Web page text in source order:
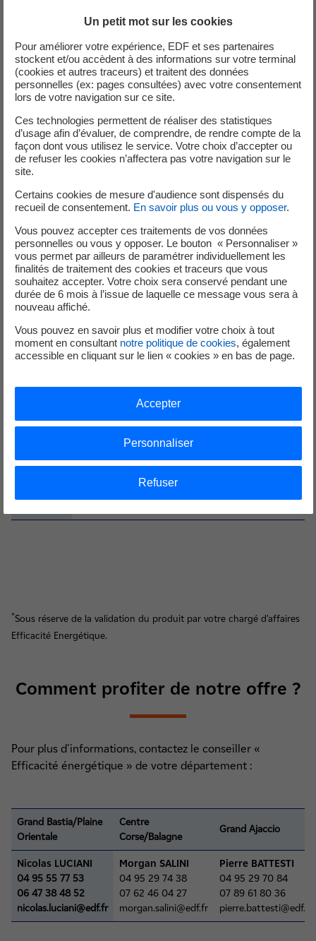
Aides
de
l’éclairage
extérieur
privé
(voiries,
parkings,
parcs)
300€/
Luminaire limité
à 50% de
l‘investissement
Efficacité lumineuse > 90lm/W
Si T°couleur ≤ 2700K, efficacité
lumineuse > 70lm/W ULR ≤ 1%
de la puissance installée ≥ 35%
Température de couleur
comprise entre 2400K et
3000K Limitation du courant
≥ 80 000h - Critère L80B10
Durée de vie pour 5% de
défaillances≥ 50 000h
(conseillé) Garantie des
équipements ≥ 5 ans Protection
au surtensions: parafoudre de
8KV minimum IP 65 ou
supérieur●Tenue à la corrosion
mer)●Risques photo-biologique:
GR0●Variation de puissance:
Luminaire équipé au minimum
(conseillé)●Marquage CE
obligatoire
général à
LED
20€/ luminaire
de flux lumineux3000lm • Eff.
.lum.>120lm/W • Facteur de
*Sous réserve de la validation du produit par votre chargé d’affaires
Efficacité Energétique.
Comment profiter de notre offre ?
Pour plus d'informations, contactez le conseiller «
Efficacité énergétique » de votre département :
Grand Bastia/Plaine
Orientale
Centre
Corse/Balagne
Grand Ajaccio
Nicolas LUCIANI
04 95 55 77 53
06 47 38 48 52
nicolas.luciani@edf.fr
Morgan SALINI
04 95 29 74 38
07 62 46 04 27
morgan.salini@edf.fr
Pierre BATTESTI
04 95 29 70 84
07 89 61 80 36
pierre.battesti@edf.fr
Un petit mot sur les cookies
Pour améliorer votre expérience, EDF et ses partenaires
stockent et/ou accèdent à des informations sur votre terminal
(cookies et autres traceurs) et traitent des données
personnelles (ex: pages consultées) avec votre consentement
lors de votre navigation sur ce site.
Ces technologies permettent de réaliser des statistiques
d’usage afin d’évaluer, de comprendre, de rendre compte de la
façon dont vous utilisez le service. Votre choix d’accepter ou
de refuser les cookies n’affectera pas votre navigation sur le
site.
Certains cookies de mesure d'audience sont dispensés du
recueil de consentement. En savoir plus ou vous y opposer.
Vous pouvez accepter ces traitements de vos données
personnelles ou vous y opposer. Le bouton « Personnaliser »
vous permet par ailleurs de paramétrer individuellement les
finalités de traitement des cookies et traceurs que vous
souhaitez accepter. Votre choix sera conservé pendant une
durée de 6 mois à l’issue de laquelle ce message vous sera à
nouveau affiché.
Vous pouvez en savoir plus et modifier votre choix à tout
moment en consultant notre politique de cookies, également
accessible en cliquant sur le lien « cookies » en bas de page.
Refuser
Personnaliser
Accepter